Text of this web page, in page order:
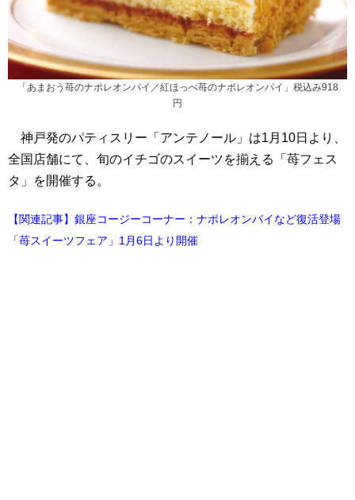
「あまおう苺のナポレオンパイ／紅ほっぺ苺のナポレオンパイ」税込み918
円
神戸発のパティスリー「アンテノール」は1月10日より、
全国店舗にて、旬のイチゴのスイーツを揃える「苺フェス
タ」を開催する。
【関連記事】銀座コージーコーナー：ナポレオンパイなど復活登場
「苺スイーツフェア」1月6日より開催